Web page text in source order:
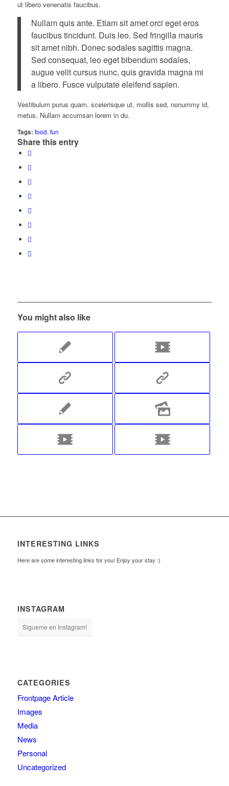
ut libero venenatis faucibus.
Nullam quis ante. Etiam sit amet orci eget eros
faucibus tincidunt. Duis leo. Sed fringilla mauris
sit amet nibh. Donec sodales sagittis magna.
Sed consequat, leo eget bibendum sodales,
augue velit cursus nunc, quis gravida magna mi
a libero. Fusce vulputate eleifend sapien.
Vestibulum purus quam, scelerisque ut, mollis sed, nonummy id,
metus. Nullam accumsan lorem in du.
Tags: food, fun
Share this entry
You might also like
INTERESTING LINKS
Here are some interesting links for you! Enjoy your stay :)
INSTAGRAM
Sígueme en Instagram!
CATEGORIES
Frontpage Article
Images
Media
News
Personal
Uncategorized